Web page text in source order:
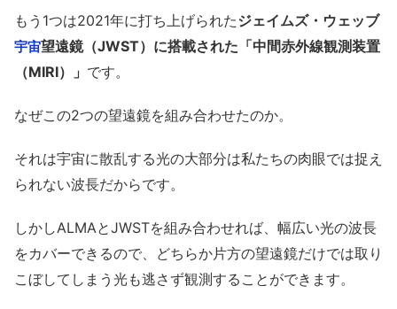
もう1つは2021年に打ち上げられたジェイムズ・ウェッブ
宇宙望遠鏡（JWST）に搭載された「中間赤外線観測装置
（MIRI）」 です。
なぜこの2つの望遠鏡を組み合わせたのか。
それは宇宙に散乱する光の大部分は私たちの肉眼では捉え
られない波長だからです。
しかしALMAとJWSTを組み合わせれば、幅広い光の波長
をカバーできるので、どちらか片方の望遠鏡だけでは取り
こぼしてしまう光も逃さず観測することができます。